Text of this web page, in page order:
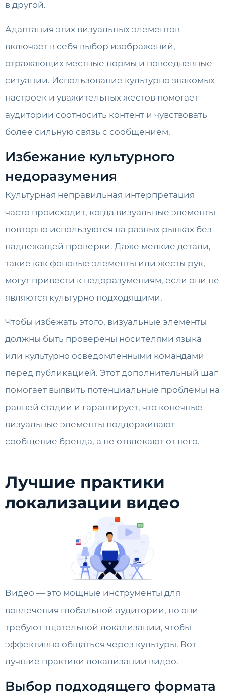
в другой.
Адаптация этих визуальных элементов
включает в себя выбор изображений,
отражающих местные нормы и повседневные
ситуации. Использование культурно знакомых
настроек и уважительных жестов помогает
аудитории соотносить контент и чувствовать
более сильную связь с сообщением.
Избежание культурного
недоразумения
Культурная неправильная интерпретация
часто происходит, когда визуальные элементы
повторно используются на разных рынках без
надлежащей проверки. Даже мелкие детали,
такие как фоновые элементы или жесты рук,
могут привести к недоразумениям, если они не
являются культурно подходящими.
Чтобы избежать этого, визуальные элементы
должны быть проверены носителями языка
или культурно осведомленными командами
перед публикацией. Этот дополнительный шаг
помогает выявить потенциальные проблемы на
ранней стадии и гарантирует, что конечные
визуальные элементы поддерживают
сообщение бренда, а не отвлекают от него.
Лучшие практики
локализации видео
Видео — это мощные инструменты для
вовлечения глобальной аудитории, но они
требуют тщательной локализации, чтобы
эффективно общаться через культуры. Вот
лучшие практики локализации видео.
Выбор подходящего формата